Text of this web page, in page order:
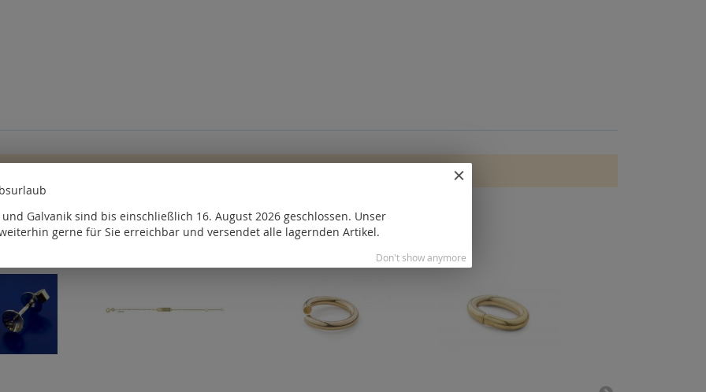
auch
Galvanik sind bis einschließlich 16. August 2026 geschlossen. Unser
gerne für Sie erreichbar und versendet alle lagernden Artikel.
Don't show anymore